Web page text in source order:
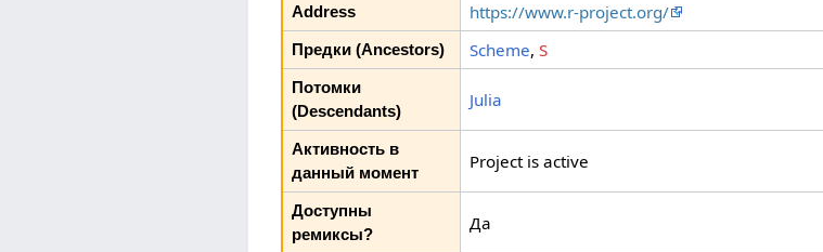
Address https://www.r-project.org/
Предки (Ancestors) Scheme, S
Потомки
(Descendants)
Julia
Активность в
данный момент
Project is active
Доступны
ремиксы?
Да